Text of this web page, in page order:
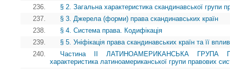
236.
§ 2. Загальна характеристика скандинавської групи
237.
§ 3. Джерела (форми) права скандинавських країн
238.
§ 4. Система права. Кодифікація
239.
§ 5. Уніфікація права скандинавських країн та її
240.
Частина II ЛАТИНОАМЕРИКАНСЬКА ГРУПА
характеристика латиноамериканської групи правових